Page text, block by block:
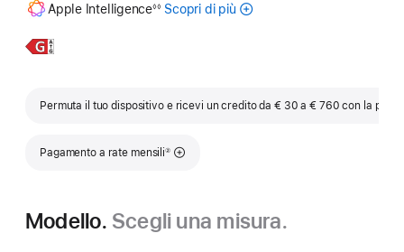
Apple Intelligence◊◊ Scopri di più Informazioni
Scopri
Permuta il tuo dispositivo e ricevi un credito da € 30 a € 760 con la
Pagamento a rate mensili
Nota
②
Modello. Scegli una misura.